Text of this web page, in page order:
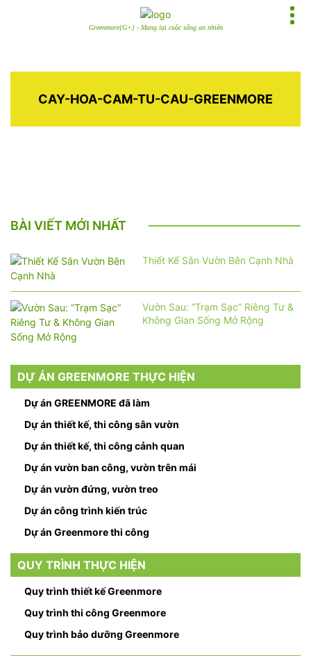
Greenmore[G+] - Mang lại cuộc sống an nhiên
CAY-HOA-CAM-TU-CAU-GREENMORE
BÀI VIẾT MỚI NHẤT
Thiết Kế Sân Vườn Bên Cạnh Nhà
Vườn Sau: “Trạm Sạc” Riêng Tư &
Không Gian Sống Mở Rộng
DỰ ÁN GREENMORE THỰC HIỆN
Dự án GREENMORE đã làm
Dự án thiết kế, thi công sân vườn
Dự án thiết kế, thi công cảnh quan
Dự án vườn ban công, vườn trên mái
Dự án vườn đứng, vườn treo
Dự án công trình kiến trúc
Dự án Greenmore thi công
QUY TRÌNH THỰC HIỆN
Quy trình thiết kế Greenmore
Quy trình thi công Greenmore
Quy trình bảo dưỡng Greenmore